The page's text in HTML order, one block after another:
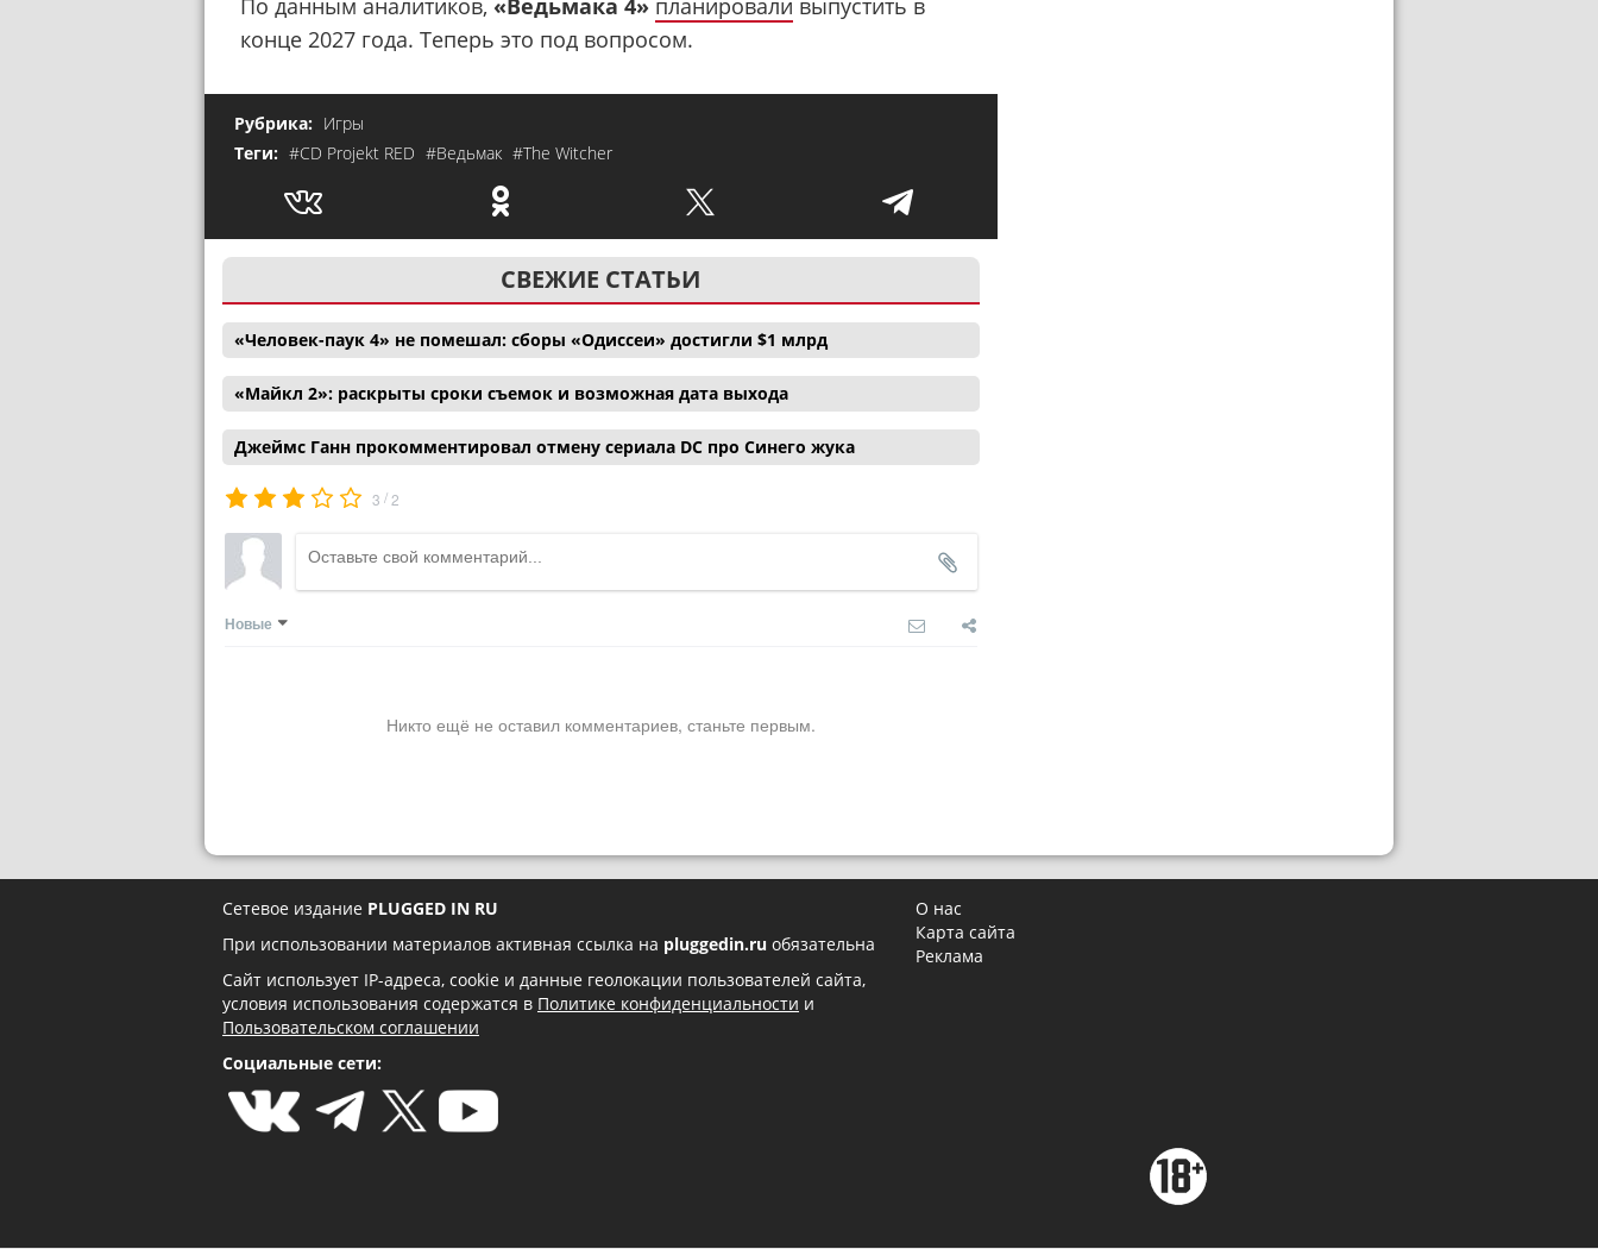
конце 2027 года. Теперь это под вопросом.
Рубрика: Игры
Теги: #CD Projekt RED #Ведьмак #The Witcher
СВЕЖИЕ СТАТЬИ
«Человек-паук 4» не помешал: сборы «Одиссеи» достигли $1 млрд
«Майкл 2»: раскрыты сроки съемок и возможная дата выхода
Джеймс Ганн прокомментировал отмену сериала DC про Синего жука
3 /2
Новые
Никто ещё не оставил комментариев, станьте первым.
Сетевое издание PLUGGED IN RU
При использовании материалов активная ссылка на pluggedin.ru обязательна
Сайт использует IP-адреса, cookie и данные геолокации пользователей сайта,
условия использования содержатся в Политике конфиденциальности и
Пользовательском соглашении
Социальные сети:
О нас
Карта сайта
Реклама